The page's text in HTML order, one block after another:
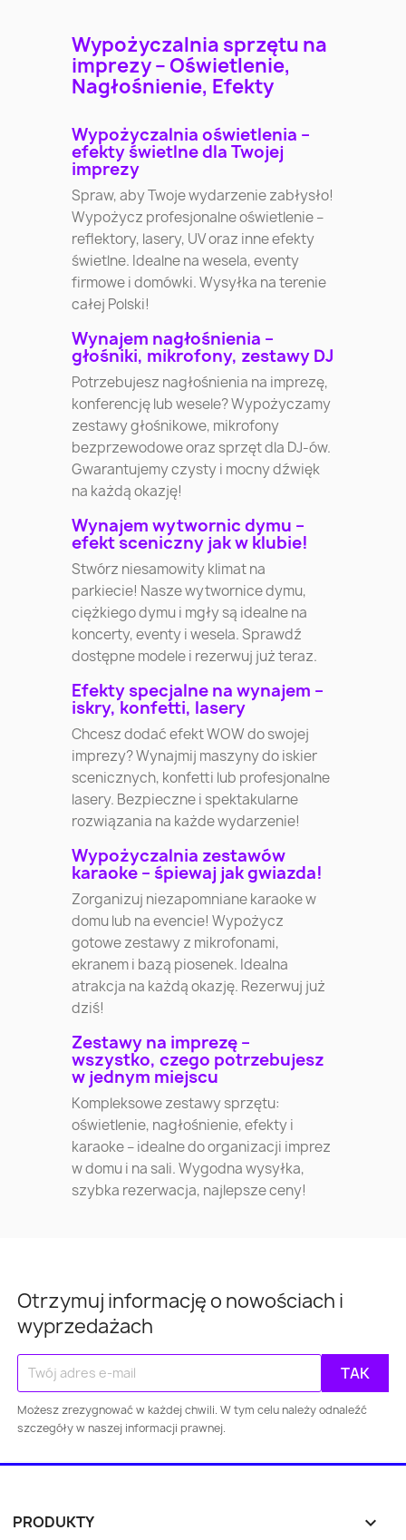
Wypożyczalnia sprzętu na
imprezy – Oświetlenie,
Nagłośnienie, Efekty
Wypożyczalnia oświetlenia –
efekty świetlne dla Twojej
imprezy
Spraw, aby Twoje wydarzenie zabłysło!
Wypożycz profesjonalne oświetlenie –
reflektory, lasery, UV oraz inne efekty
świetlne. Idealne na wesela, eventy
firmowe i domówki. Wysyłka na terenie
całej Polski!
Wynajem nagłośnienia –
głośniki, mikrofony, zestawy DJ
Potrzebujesz nagłośnienia na imprezę,
konferencję lub wesele? Wypożyczamy
zestawy głośnikowe, mikrofony
bezprzewodowe oraz sprzęt dla DJ-ów.
Gwarantujemy czysty i mocny dźwięk
na każdą okazję!
Wynajem wytwornic dymu –
efekt sceniczny jak w klubie!
Stwórz niesamowity klimat na
parkiecie! Nasze wytwornice dymu,
ciężkiego dymu i mgły są idealne na
koncerty, eventy i wesela. Sprawdź
dostępne modele i rezerwuj już teraz.
Efekty specjalne na wynajem –
iskry, konfetti, lasery
Chcesz dodać efekt WOW do swojej
imprezy? Wynajmij maszyny do iskier
scenicznych, konfetti lub profesjonalne
lasery. Bezpieczne i spektakularne
rozwiązania na każde wydarzenie!
Wypożyczalnia zestawów
karaoke – śpiewaj jak gwiazda!
Zorganizuj niezapomniane karaoke w
domu lub na evencie! Wypożycz
gotowe zestawy z mikrofonami,
ekranem i bazą piosenek. Idealna
atrakcja na każdą okazję. Rezerwuj już
dziś!
Zestawy na imprezę –
wszystko, czego potrzebujesz
w jednym miejscu
Kompleksowe zestawy sprzętu:
oświetlenie, nagłośnienie, efekty i
karaoke – idealne do organizacji imprez
w domu i na sali. Wygodna wysyłka,
szybka rezerwacja, najlepsze ceny!
Otrzymuj informację o nowościach i
wyprzedażach
Możesz zrezygnować w każdej chwili. W tym celu należy odnaleźć
szczegóły w naszej informacji prawnej.
PRODUKTY 